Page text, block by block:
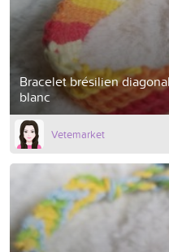
Bracelet brésilien
blanc
Vetemarket